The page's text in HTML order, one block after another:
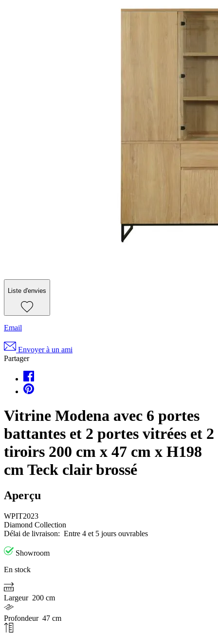
Liste d'envies
Email
Envoyer à un ami
Partager
Vitrine Modena avec 6 portes
battantes et 2 portes vitrées et 2
tiroirs 200 cm x 47 cm x H198
cm Teck clair brossé
Aperçu
WPIT2023
Diamond Collection
Délai de livraison: Entre 4 et 5 jours ouvrables
Showroom
En stock
Largeur 200 cm
Profondeur 47 cm